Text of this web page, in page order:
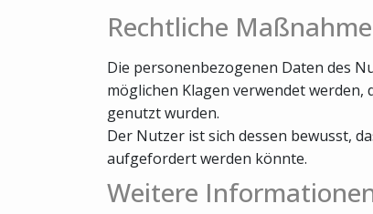
Rechtliche
Die personenbezogenen Daten des
möglichen Klagen verwendet
genutzt wurden.
Der Nutzer ist sich dessen bewusst,
aufgefordert werden könnte.
Weitere